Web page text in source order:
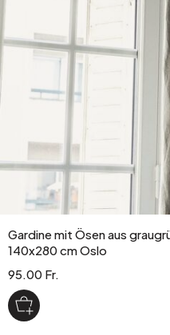
Gardine mit Ösen aus
140x280 cm Oslo
95.00 Fr.